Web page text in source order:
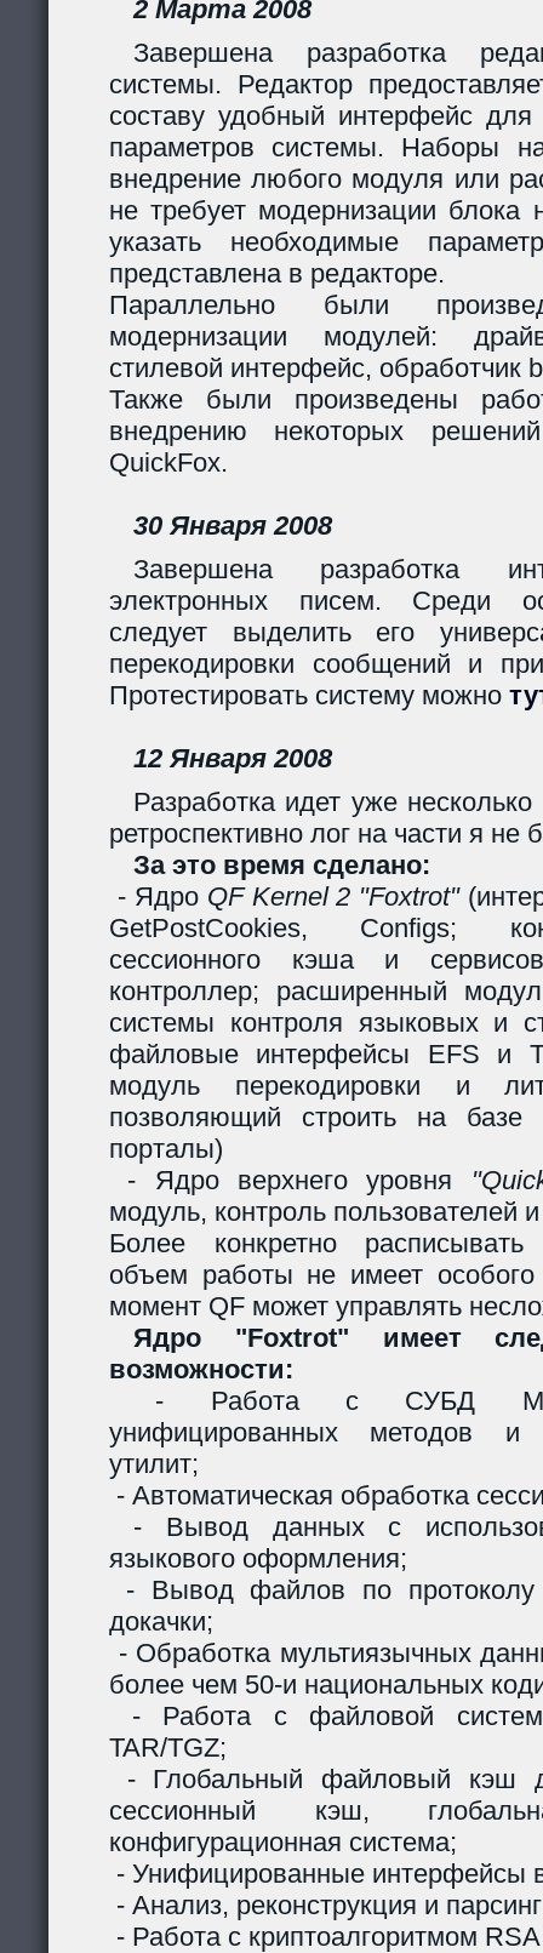
2 Марта 2008
Завершена разработка
системы. Редактор
составу удобный интерфейс для
параметров системы. Наборы
внедрение любого модуля или
не требует модернизации блока
указать необходимые
представлена в редакторе.
Параллельно были
модернизации модулей:
стилевой интерфейс, обработчик
Также были произведены
внедрению некоторых
QuickFox.
30 Января 2008
Завершена разработка
электронных писем. Среди
следует выделить его
перекодировки сообщений и
Протестировать систему можно
12 Января 2008
Разработка идет уже
ретроспективно лог на части я не
За это время сделано:
- Ядро QF Kernel 2 "Foxtrot"
GetPostCookies, Configs;
сессионного кэша и
контроллер; расширенный
системы контроля языковых и
файловые интерфейсы EFS и
модуль перекодировки и
позволяющий строить на базе
порталы)
- Ядро верхнего уровня
модуль, контроль пользователей и
Более конкретно
объем работы не имеет
момент QF может управлять
Ядро "Foxtrot" имеет
возможности:
- Работа с СУБД
унифицированных методов и
утилит;
- Автоматическая обработка
- Вывод данных с
языкового оформления;
- Вывод файлов по
докачки;
- Обработка мультиязычных
более чем 50-и национальных
- Работа с файловой
TAR/TGZ;
- Глобальный файловый кэш
сессионный кэш,
конфигурационная система;
- Унифицированные интерфейсы
- Анализ, реконструкция и
- Работа с криптоалгоритмом